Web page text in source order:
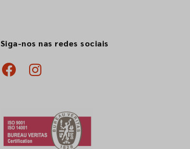
Siga-nos nas redes sociais